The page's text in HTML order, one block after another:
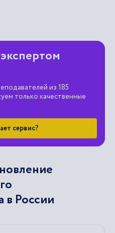
из 185
только качественные
сервис?
в России